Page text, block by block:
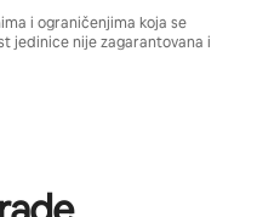
i ograničenjima koja se
jedinice nije zagarantovana i